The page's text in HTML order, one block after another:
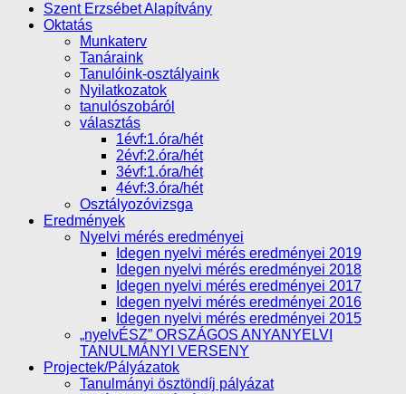
Szent Erzsébet Alapítvány
Oktatás
Munkaterv
Tanáraink
Tanulóink-osztályaink
Nyilatkozatok
tanulószobáról
választás
1évf:1.óra/hét
2évf:2.óra/hét
3évf:1.óra/hét
4évf:3.óra/hét
Osztályozóvizsga
Eredmények
Nyelvi mérés eredményei
Idegen nyelvi mérés eredményei 2019
Idegen nyelvi mérés eredményei 2018
Idegen nyelvi mérés eredményei 2017
Idegen nyelvi mérés eredményei 2016
Idegen nyelvi mérés eredményei 2015
„nyelvÉSZ” ORSZÁGOS ANYANYELVI
TANULMÁNYI VERSENY
Projectek/Pályázatok
Tanulmányi ösztöndíj pályázat